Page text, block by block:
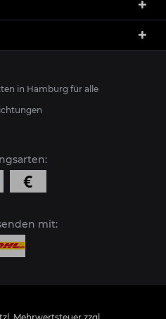
in Hamburg für alle
mit: